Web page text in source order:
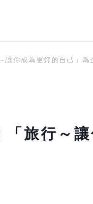
讓你成為更好的自己」為
旅行～